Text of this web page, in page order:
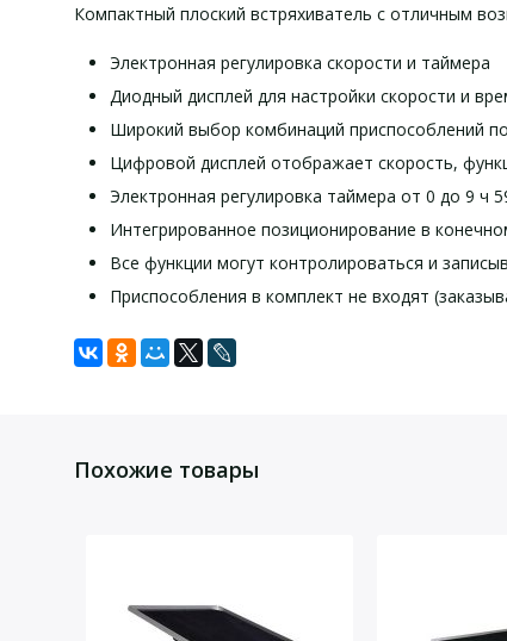
Компактный плоский встряхиватель с отличным
Электронная регулировка скорости и таймера
Диодный дисплей для настройки скорости и
Широкий выбор комбинаций приспособлений
Цифровой дисплей отображает скорость,
Электронная регулировка таймера от 0 до 9 ч
Интегрированное позиционирование в
Все функции могут контролироваться и
Приспособления в комплект не входят
Диаметр орбиты
Диапазон вращающего момента
Индикатор скорости
ЖК
Похожие товары